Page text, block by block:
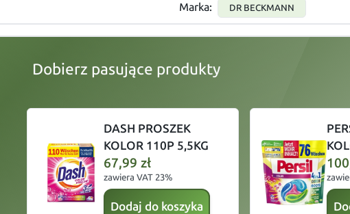
Marka: DR BECKMANN
Dobierz pasujące produkty
slide
DASH PROSZEK
KOLOR 110P 5,5KG
67,99zł
zawiera VAT 23%
Dodaj do koszyka